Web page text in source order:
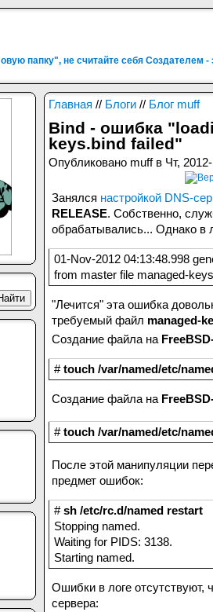
папку", не считайте себя Создателем
Главная // Блоги // Блог muff
Bind - ошибка
keys.bind failed"
Опубликовано muff в Чт,
Занялся настройкой DNS-
RELEASE. Собственно,
обрабатывались... Однако в
01-Nov-2012 04:13:48.998
from master file managed-
"Лечится" эта ошибка
требуемый файл managed-
Создание файла на
#touch /var/named/etc/
Создание файла на
#touch /var/named/etc/
После этой манипуляции
предмет ошибок:
#sh /etc/rc.d/named restart
Stopping named.
Waiting for PIDS: 3138.
Starting named.
Ошибки в логе отсутствуют,
сервера: